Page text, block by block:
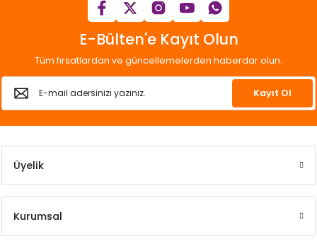
E-Bülten'e Kayıt Olun
Tüm fırsatlardan ve güncellemelerden haberdar olun.
Kayıt Ol
Üyelik
Kurumsal